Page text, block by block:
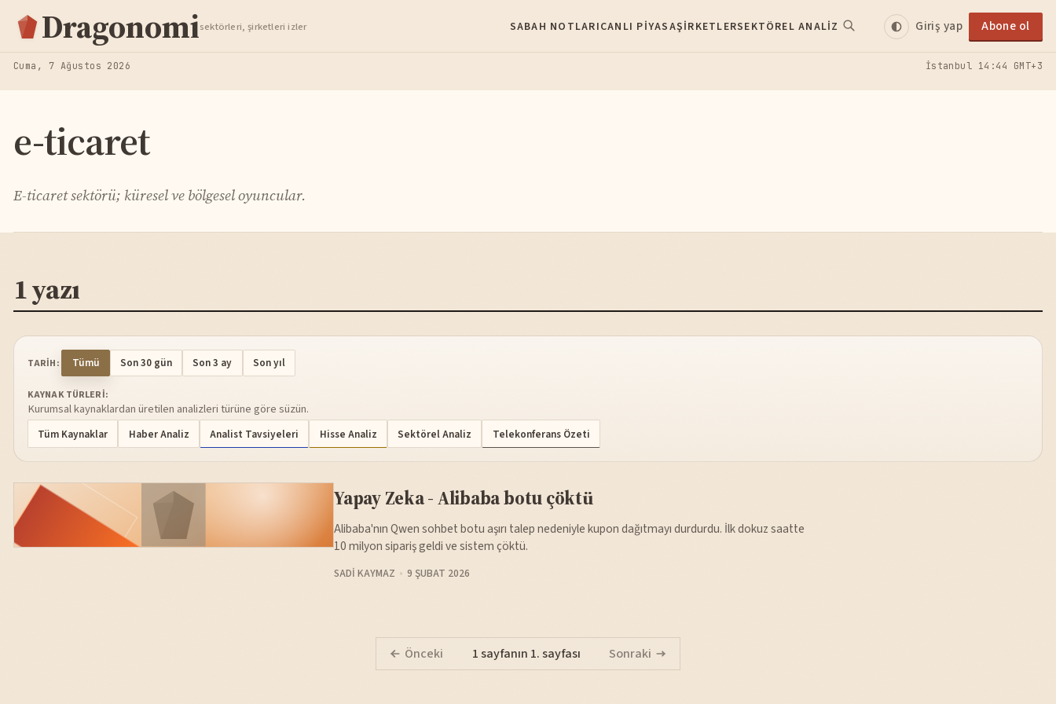
Dragonomisektörleri, şirketleri izler SABAH NOTLARICANLI PIYASAŞIRKETLERSEKTÖREL ANALIZ Giriş yap Abone ol
Cuma, 7 Ağustos 2026 İstanbul 14:44 GMT+3
e-ticaret
E-ticaret sektörü; küresel ve bölgesel oyuncular.
1 yazı
TARIH: Tümü Son 30 gün Son 3 ay Son yıl
KAYNAK TÜRLERI:
Kurumsal kaynaklardan üretilen analizleri türüne göre süzün.
Tüm Kaynaklar Haber Analiz Analist Tavsiyeleri Hisse Analiz Sektörel Analiz Telekonferans Özeti
Yapay Zeka - Alibaba botu çöktü
Alibaba'nın Qwen sohbet botu aşırı talep nedeniyle kupon dağıtmayı durdurdu. İlk dokuz saatte
10 milyon sipariş geldi ve sistem çöktü.
SADI KAYMAZ 9 ŞUBAT 2026
Önceki 1 sayfanın 1. sayfası Sonraki